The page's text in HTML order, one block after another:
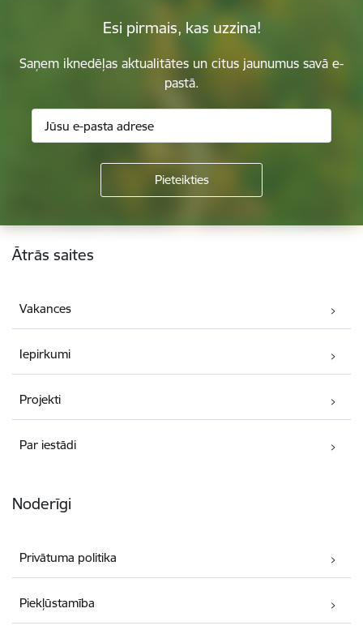
Esi pirmais, kas uzzina!
Saņem iknedēļas aktualitātes un citus jaunumus savā e-
pastā.
Kājene
Ātrās saites
Vakances
Iepirkumi
Projekti
Par iestādi
Noderīgi
Privātuma politika
Piekļūstamība